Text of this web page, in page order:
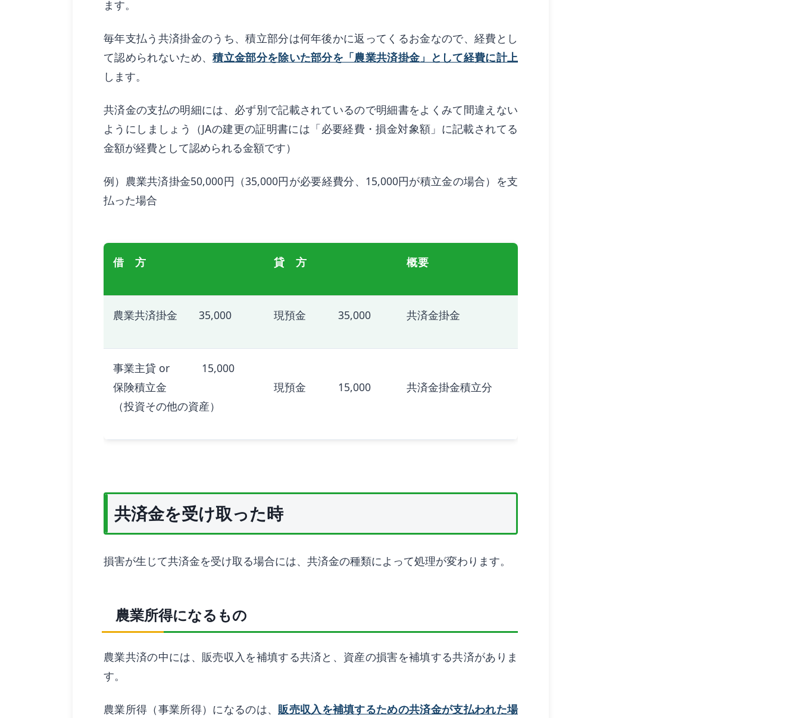
ます。
毎年支払う共済掛金のうち、積立部分は何年後かに返ってくるお金なので、経費とし
て認められないため、積立金部分を除いた部分を「農業共済掛金」として経費に計上
します。
共済金の支払の明細には、必ず別で記載されているので明細書をよくみて間違えない
ようにしましょう（JAの建更の証明書には「必要経費・損金対象額」に記載されてる
金額が経費として認められる金額です）
例）農業共済掛金50,000円（35,000円が必要経費分、15,000円が積立金の場合）を支
払った場合
借 方 貸 方 概要
農業共済掛金 35,000 現預金 35,000 共済金掛金
事業主貸 or 15,000
保険積立金
（投資その他の資産）
現預金 15,000 共済金掛金積立分
共済金を受け取った時
損害が生じて共済金を受け取る場合には、共済金の種類によって処理が変わります。
農業所得になるもの
農業共済の中には、販売収入を補填する共済と、資産の損害を補填する共済がありま
す。
農業所得（事業所得）になるのは、 販売収入を補填するための共済金が支払われた場